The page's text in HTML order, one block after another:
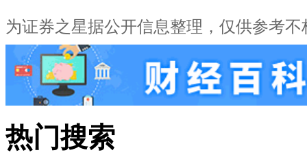
为证券之星据公开信息整理，仅供参考
热门搜索